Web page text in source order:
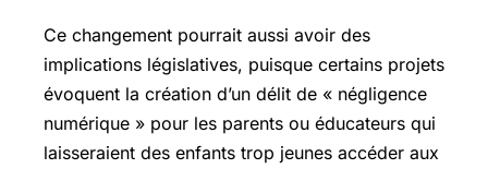
Ce changement pourrait aussi avoir des
implications législatives, puisque certains projets
évoquent la création d’un délit de « négligence
numérique » pour les parents ou éducateurs qui
laisseraient des enfants trop jeunes accéder aux